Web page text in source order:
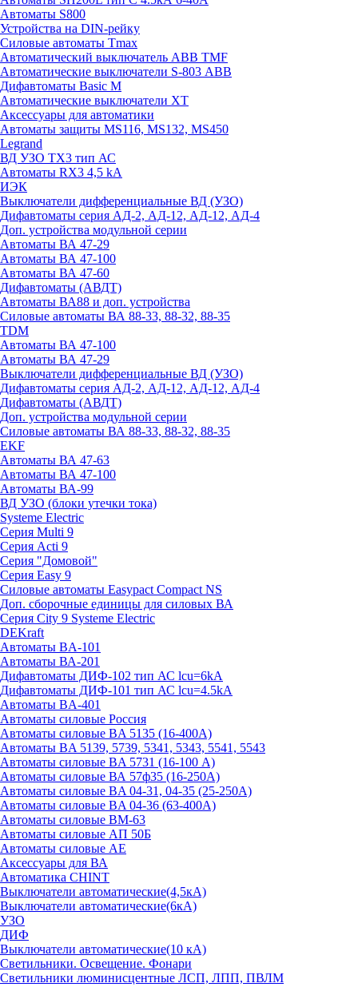
Автоматы S800
Устройства на DIN-рейку
Силовые автоматы Tmax
Автоматический выключатель ABB TMF
Автоматические выключатели S-803 АВВ
Дифавтоматы Basic M
Автоматические выключатели XT
Аксессуары для автоматики
Автоматы защиты MS116, MS132, MS450
Legrand
ВД УЗО TX3 тип АС
Автоматы RX3 4,5 kA
ИЭК
Выключатели дифференциальные ВД (УЗО)
Дифавтоматы серия АД-2, АД-12, АД-12, АД-4
Доп. устройства модульной серии
Автоматы ВА 47-29
Автоматы ВА 47-100
Автоматы ВА 47-60
Дифавтоматы (АВДТ)
Автоматы ВА88 и доп. устройства
Силовые автоматы ВА 88-33, 88-32, 88-35
TDM
Автоматы ВА 47-100
Автоматы ВА 47-29
Выключатели дифференциальные ВД (УЗО)
Дифавтоматы серия АД-2, АД-12, АД-12, АД-4
Дифавтоматы (АВДТ)
Доп. устройства модульной серии
Силовые автоматы ВА 88-33, 88-32, 88-35
EKF
Автоматы ВА 47-63
Автоматы ВА 47-100
Автоматы ВА-99
ВД УЗО (блоки утечки тока)
Systeme Electric
Серия Multi 9
Серия Acti 9
Серия "Домовой"
Серия Easy 9
Силовые автоматы Easypact Compact NS
Доп. сборочные единицы для силовых ВА
Серия City 9 Systeme Electric
DEKraft
Автоматы BA-101
Автоматы ВА-201
Дифавтоматы ДИФ-102 тип АС lcu=6kA
Дифавтоматы ДИФ-101 тип АС lcu=4.5kA
Автоматы BA-401
Автоматы силовые Россия
Автоматы силовые BA 5135 (16-400А)
Автоматы BA 5139, 5739, 5341, 5343, 5541, 5543
Автоматы силовые BA 5731 (16-100 А)
Автоматы силовые ВА 57ф35 (16-250А)
Автоматы силовые BA 04-31, 04-35 (25-250А)
Автоматы силовые BA 04-36 (63-400А)
Автоматы силовые ВМ-63
Автоматы силовые АП 50Б
Автоматы силовые АЕ
Аксессуары для ВА
Автоматика CHINT
Выключатели автоматические(4,5кА)
Выключатели автоматические(6кА)
УЗО
ДИФ
Выключатели автоматические(10 кА)
Светильники. Освещение. Фонари
Светильники люминисцентные ЛСП, ЛПП, ПВЛМ